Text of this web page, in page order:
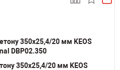
350х25,4/20 мм KEOS